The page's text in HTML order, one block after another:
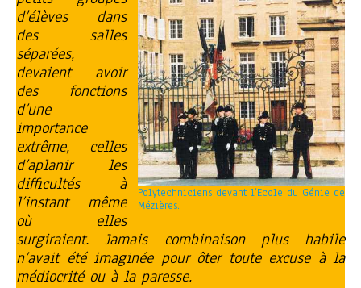
Polytechniciens devant l’Ecole du Génie de
Mézières.
d’élèves dans
des salles
séparées,
devaient avoir
des fonctions
d’une
importance
extrême, celles
d’aplanir les
difficultés à
l’instant même
où elles
surgiraient. Jamais combinaison plus habile
n’avait été imaginée pour ôter toute excuse à la
médiocrité ou à la paresse.